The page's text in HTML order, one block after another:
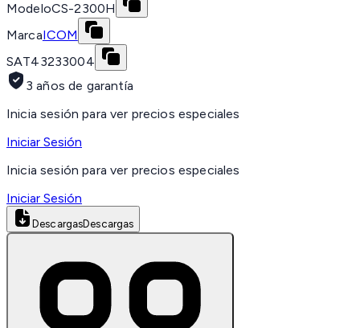
ModeloCS-2300H
MarcaICOM
SAT43233004
3 años de garantía
Inicia sesión para ver precios especiales
Iniciar Sesión
Inicia sesión para ver precios especiales
Iniciar Sesión
DescargasDescargas